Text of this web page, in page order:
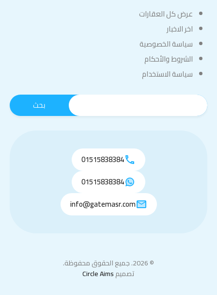
عرض كل العقارات
اخر الاخبار
سياسة الخصوصية
الشروط والأحكام
سياسة الاستخدام
01515838384
01515838384
info@gatemasr.com
© 2026. جميع الحقوق محفوظة.
تصميمCircle Aims